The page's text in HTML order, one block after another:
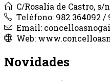
C/Rosalía de Castro,
Teléfono: 982 364092 /
Email:
Web:
Novidades